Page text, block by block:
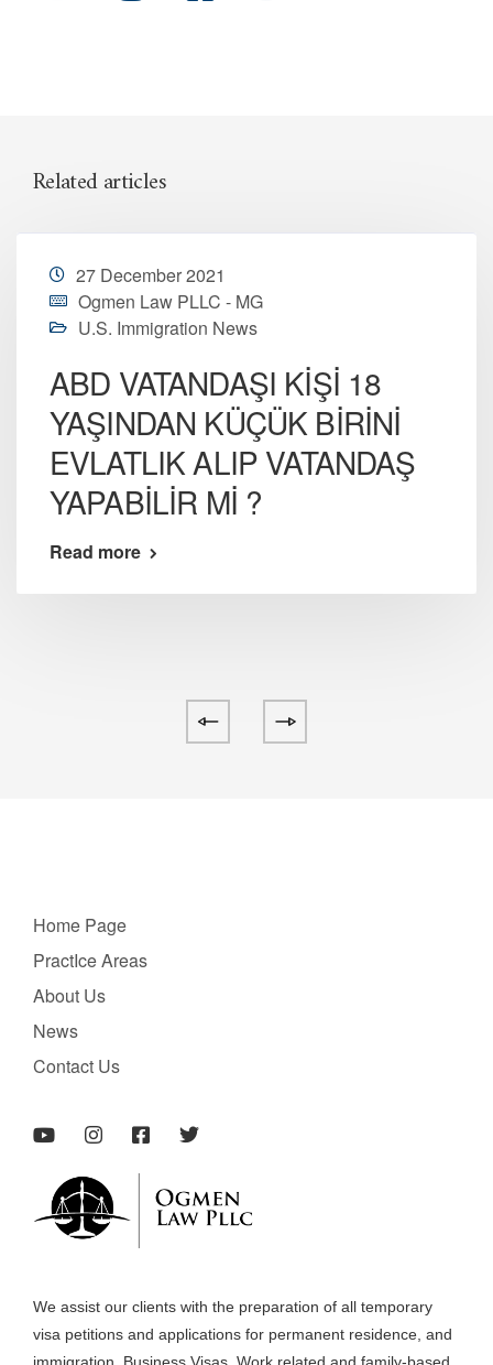
Related articles
27 December 2021
Ogmen Law PLLC - MG
U.S. Immigration News
ABD VATANDAŞI KİŞİ 18
YAŞINDAN KÜÇÜK BİRİNİ
EVLATLIK ALIP VATANDAŞ
YAPABİLİR Mİ ?
Read more
Home Page
PractIce Areas
About Us
News
Contact Us
We assist our clients with the preparation of all temporary
visa petitions and applications for permanent residence, and